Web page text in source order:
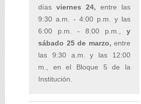
días viernes 24, entre las
9:30 a.m. - 4:00 p.m. y las
6:00 p.m. - 8:00 p.m., y
sábado 25 de marzo, entre
las 9:30 a.m. y las 12:00
m., en el Bloque 5 de la
Institución.